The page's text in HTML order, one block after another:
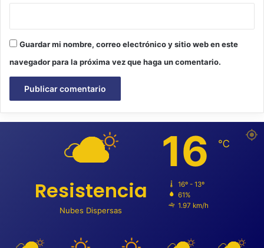
Guardar mi nombre, correo electrónico y sitio web en este
navegador para la próxima vez que haga un comentario.
Resistencia
Nubes Dispersas
16 ℃
16º - 13º
61%
1.97 km/h